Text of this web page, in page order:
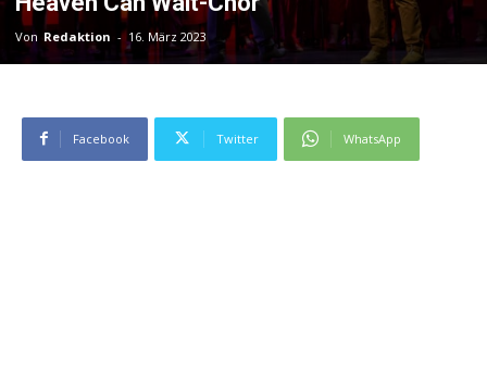
Von Redaktion - 16. März 2023
Facebook Twitter WhatsApp